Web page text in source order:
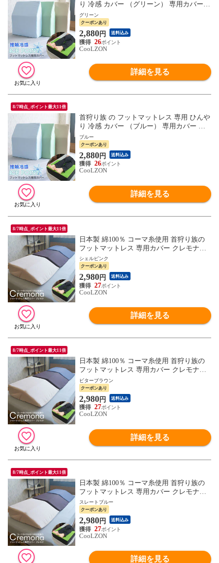
り 冷感 カバー （グリーン） 専用カバー
アイスポイント 接触冷感 クール 日本製 速
乾 ICE POINT
グリーン
クーポンあり
2,880円 送料込み
26
CooLZON
詳細を見る
8/7時点_ポイント最大11倍
首狩り族 の フットマットレス 専用 ひんや
り 冷感 カバー （ブルー） 専用カバー ア
イスポイント 接触冷感 クール 日本製 速乾
ICE POINT
ブルー
クーポンあり
2,880円 送料込み
26
CooLZON
詳細を見る
8/7時点_ポイント最大11倍
日本製 綿100％ コーマ糸使用 首狩り族の
フットマットレス 専用カバー クレモナ
（シェルピンク） 足枕 カバー 専用カバー
シェルピンク
クーポンあり
2,980円 送料込み
27
CooLZON
詳細を見る
8/7時点_ポイント最大11倍
日本製 綿100％ コーマ糸使用 首狩り族の
フットマットレス 専用カバー クレモナ
（ビターブラウン） 足枕 カバー 専用カバ
ー
ビターブラウン
クーポンあり
2,980円 送料込み
27
CooLZON
詳細を見る
8/7時点_ポイント最大11倍
日本製 綿100％ コーマ糸使用 首狩り族の
フットマットレス 専用カバー クレモナ
（ストレートブルー） 足枕 カバー 専用カ
バー
スレートブルー
クーポンあり
2,980円 送料込み
27
CooLZON
詳細を見る